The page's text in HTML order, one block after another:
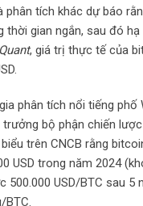
phân tích khác dự báo
thời gian ngắn, sau đó hạ
, giá trị thực tế của
phân tích nổi tiếng phố
bộ phận chiến
trên CNCB rằng
USD trong năm 2024
500.000 USD/BTC sau 5
BTC.